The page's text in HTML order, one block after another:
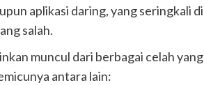
aplikasi daring, yang seringkali
salah.
muncul dari berbagai celah
antara lain: